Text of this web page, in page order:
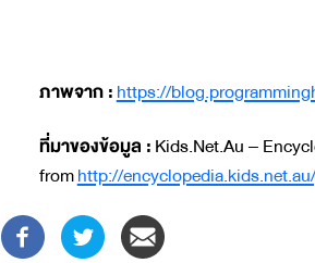
ภาพจาก :https://
ที่มาของข้อมูล :Kids.Net.Au –
fromhttp://